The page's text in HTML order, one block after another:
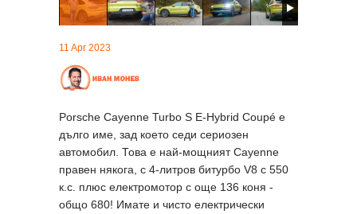
11 Apr 2023
Porsche Cayenne Turbo S E-Hybrid Coupé е
дълго име, зад което седи сериозен
автомобил. Това е най-мощният Cayenne
правен някога, с 4-литров битурбо V8 с 550
к.с. плюс електромотор с още 136 коня -
общо 680! Имате и чисто електрически